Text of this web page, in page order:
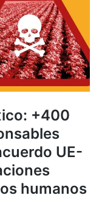
+400
UE-
humanos